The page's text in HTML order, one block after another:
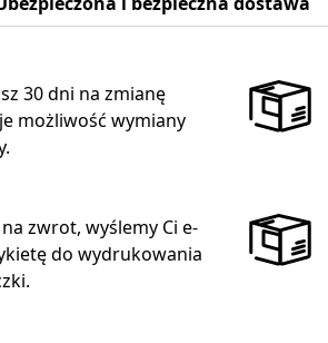
30 dni na zmianę
możliwość wymiany
zwrot, wyślemy Ci e-
do wydrukowania